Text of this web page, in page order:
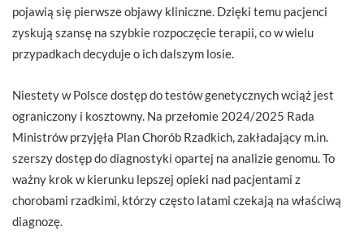
pojawią się pierwsze objawy kliniczne. Dzięki temu pacjenci
zyskują szansę na szybkie rozpoczęcie terapii, co w wielu
przypadkach decyduje o ich dalszym losie.
Niestety w Polsce dostęp do testów genetycznych wciąż jest
ograniczony i kosztowny. Na przełomie 2024/2025 Rada
Ministrów przyjęła Plan Chorób Rzadkich, zakładający m.in.
szerszy dostęp do diagnostyki opartej na analizie genomu. To
ważny krok w kierunku lepszej opieki nad pacjentami z
chorobami rzadkimi, którzy często latami czekają na właściwą
diagnozę.